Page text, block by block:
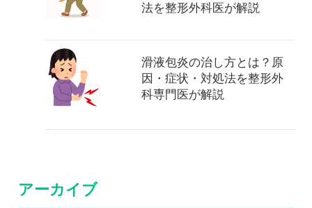
法を整形外科医が解説
滑液包炎の治し方とは？原
因・症状・対処法を整形外
科専門医が解説
アーカイブ